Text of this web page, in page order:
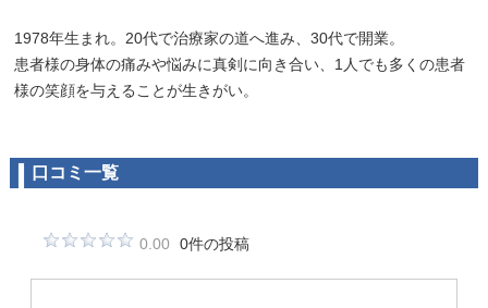
1978年生まれ。20代で治療家の道へ進み、30代で開業。
患者様の身体の痛みや悩みに真剣に向き合い、1人でも多くの患者
様の笑顔を与えることが生きがい。
口コミ一覧
0.00 0件の投稿